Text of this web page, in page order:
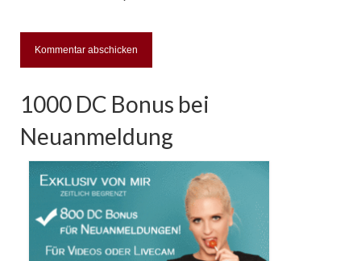
1000 DC Bonus bei
Neuanmeldung